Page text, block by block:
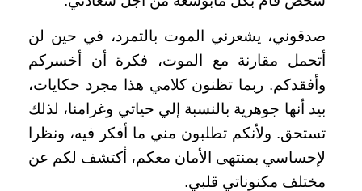
صدقوني، يشعرني الموت بالتمرد، في حين لن
أتحمل مقارنة مع الموت، فكرة أن أخسركم
وأفقدكم. ربما تظنون كلامي هذا مجرد حكايات،
بيد أنها جوهرية بالنسبة إلي حياتي وغرامنا، لذلك
تستحق. ولأنكم تطلبون مني ما أفكر فيه، ونظرا
لإحساسي بمنتهى الأمان معكم، أكتشف لكم عن
مختلف مكنوناتي قلبي.